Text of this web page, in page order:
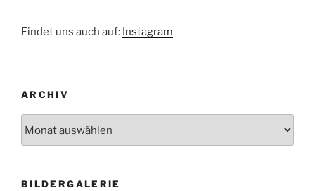
Findet uns auch auf: Instagram
ARCHIV
BILDERGALERIE